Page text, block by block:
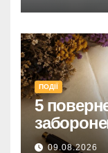
ПОДІЇ
5
владою,
09.08.2026